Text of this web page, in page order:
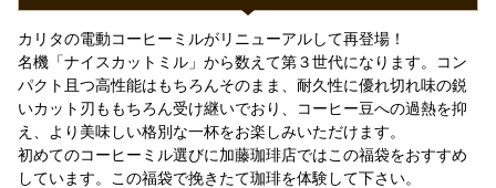
カリタの電動コーヒーミルがリニューアルして再登場！
名機「ナイスカットミル」から数えて第３世代になります。コン
パクト且つ高性能はもちろんそのまま、耐久性に優れ切れ味の鋭
いカット刃ももちろん受け継いでおり、コーヒー豆への過熱を抑
え、より美味しい格別な一杯をお楽しみいただけます。
初めてのコーヒーミル選びに加藤珈琲店ではこの福袋をおすすめ
しています。この福袋で挽きたて珈琲を体験して下さい。